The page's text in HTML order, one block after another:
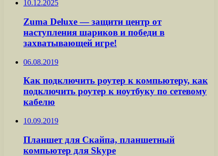
10.12.2025
Zuma Deluxe — защити центр от
наступления шариков и победи в
захватывающей игре!
06.08.2019
Как подключить роутер к компьютеру, как
подключить роутер к ноутбуку по сетевому
кабелю
10.09.2019
Планшет для Скайпа, планшетный
компьютер для Skype